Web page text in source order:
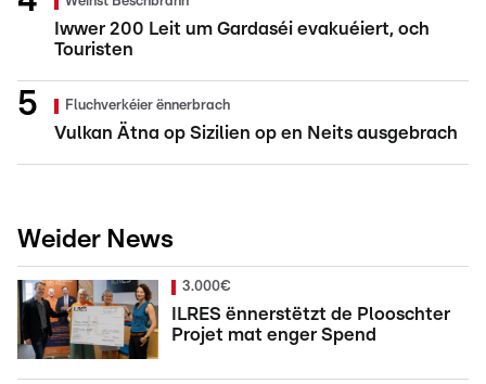
Iwwer 200 Leit um Gardaséi evakuéiert, och
Touristen
Fluchverkéier ënnerbrach
Vulkan Ätna op Sizilien op en Neits ausgebrach
Weider News
3.000€
ILRES ënnerstëtzt de Plooschter
Projet mat enger Spend